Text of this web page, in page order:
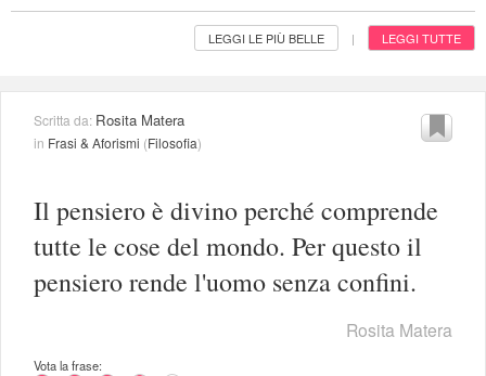
LEGGI LE PIÙ BELLE | LEGGI TUTTE
Scritta da: Rosita Matera
in Frasi & Aforismi (Filosofia)
Il pensiero è divino perché comprende
tutte le cose del mondo. Per questo il
pensiero rende l'uomo senza confini.
Rosita Matera
Vota la frase: